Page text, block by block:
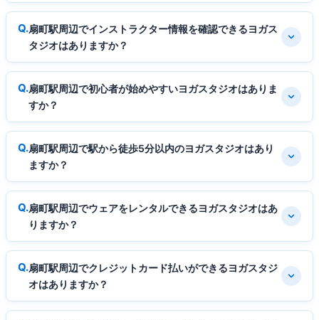
扇町駅周辺でインストラクター情報を確認できるヨガス
タジオはありますか？
扇町駅周辺で初心者が始めやすいヨガスタジオはありま
すか？
扇町駅周辺で駅から徒歩5分以内のヨガスタジオはあり
ますか？
扇町駅周辺でウェアをレンタルできるヨガスタジオはあ
りますか？
扇町駅周辺でクレジットカード払いができるヨガスタジ
オはありますか？